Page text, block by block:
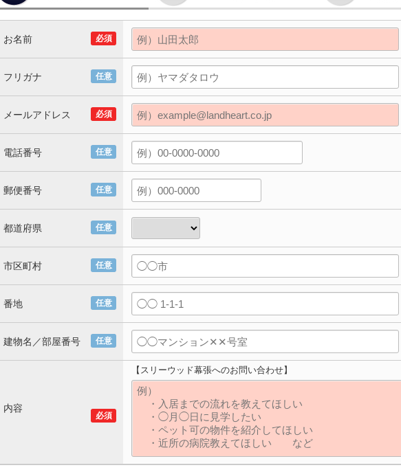
必須
お名前
任意
フリガナ
必須
メールアドレス
任意
電話番号
任意
郵便番号
任意
都道府県
任意
市区町村
任意
番地
任意
建物名／部屋番号
必須
内容
【スリーウッド幕張へのお問い合わせ】